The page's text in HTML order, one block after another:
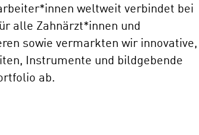
weltweit verbindet bei
alle Zahnärzt*innen und
sowie vermarkten wir innovative,
Instrumente und bildgebende
ab.